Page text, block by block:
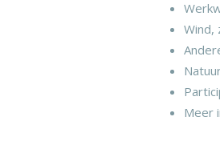
Wind,
Meer